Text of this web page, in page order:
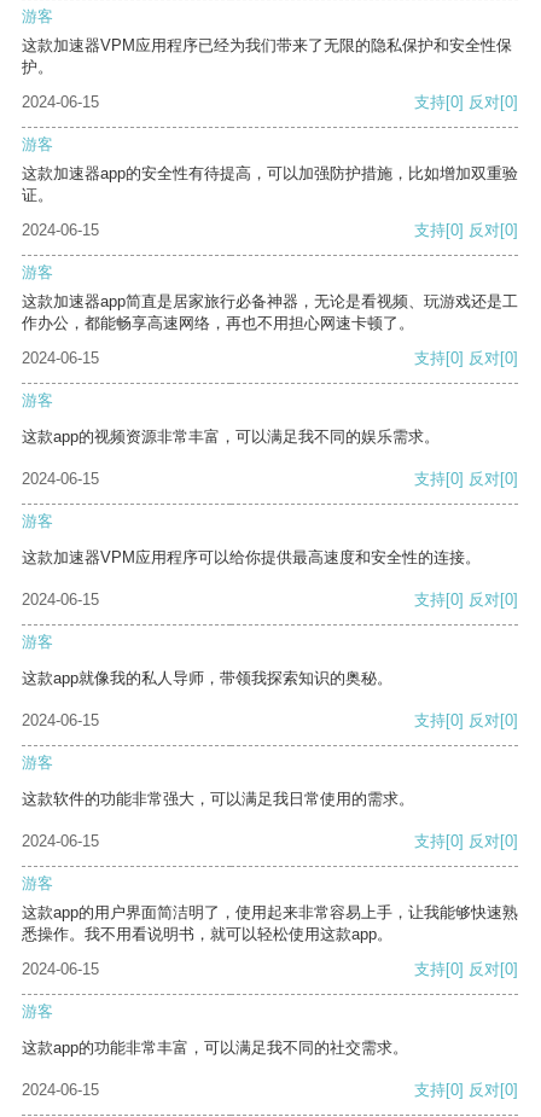
游客
这款加速器VPM应用程序已经为我们带来了无限的隐私保护和安全性保
护。
2024-06-15
支持[0] 反对[0]
游客
这款加速器app的安全性有待提高，可以加强防护措施，比如增加双重验
证。
2024-06-15
支持[0] 反对[0]
游客
这款加速器app简直是居家旅行必备神器，无论是看视频、玩游戏还是工
作办公，都能畅享高速网络，再也不用担心网速卡顿了。
2024-06-15
支持[0] 反对[0]
游客
这款app的视频资源非常丰富，可以满足我不同的娱乐需求。
2024-06-15 支持[0] 反对[0]
游客
这款加速器VPM应用程序可以给你提供最高速度和安全性的连接。
2024-06-15 支持[0] 反对[0]
游客
这款app就像我的私人导师，带领我探索知识的奥秘。
2024-06-15 支持[0] 反对[0]
游客
这款软件的功能非常强大，可以满足我日常使用的需求。
2024-06-15 支持[0] 反对[0]
游客
这款app的用户界面简洁明了，使用起来非常容易上手，让我能够快速熟
悉操作。我不用看说明书，就可以轻松使用这款app。
2024-06-15
支持[0] 反对[0]
游客
这款app的功能非常丰富，可以满足我不同的社交需求。
2024-06-15 支持[0] 反对[0]